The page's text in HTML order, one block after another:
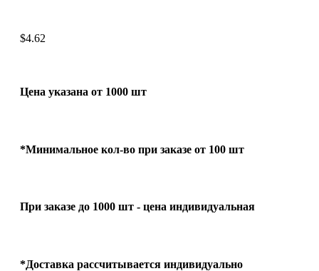
$4.62
Цена указана от 1000 шт
*Минимальное кол-во при заказе от 100 шт
При заказе до 1000 шт - цена индивидуальная
*Доставка рассчитывается индивидуально